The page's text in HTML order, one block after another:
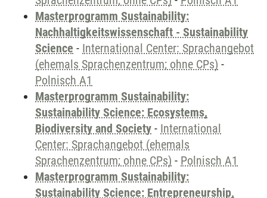
Masterprogramm Sustainability:
Nachhaltigkeitswissenschaft - Sustainability
Science - International Center: Sprachangebot
(ehemals Sprachenzentrum; ohne CPs) -
Polnisch A1
Masterprogramm Sustainability:
Sustainability Science: Ecosystems,
Biodiversity and Society - International
Center: Sprachangebot (ehemals
Sprachenzentrum; ohne CPs) - Polnisch A1
Masterprogramm Sustainability:
Sustainability Science: Entrepreneurship,